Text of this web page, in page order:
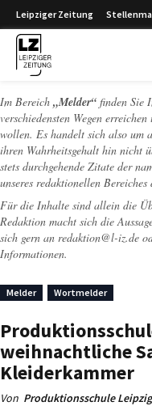
Leipziger Zeitung
Im Bereich „Melder“ finden Sie
verschiedensten Wegen
wollen. Es handelt sich also um
ihren Wahrheitsgehalt hin nicht
stets durchgehende Zitate der
unseres redaktionellen Bereiches
Für die Inhalte sind allein die
Redaktion macht sich die
sich gern an redaktion@l-iz.de
Informationen.
Melder Wortmelder
weihnachtliche
Kleiderkammer
Von Produktionsschule Leipzig